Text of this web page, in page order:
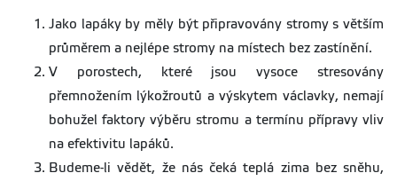
Jako lapáky by měly být připravovány stromy s větším
průměrem a nejlépe stromy na místech bez zastínění.
V porostech, které jsou vysoce stresovány
přemnožením lýkožroutů a výskytem václavky, nemají
bohužel faktory výběru stromu a termínu přípravy vliv
na efektivitu lapáků.
Budeme-li vědět, že nás čeká teplá zima bez sněhu,